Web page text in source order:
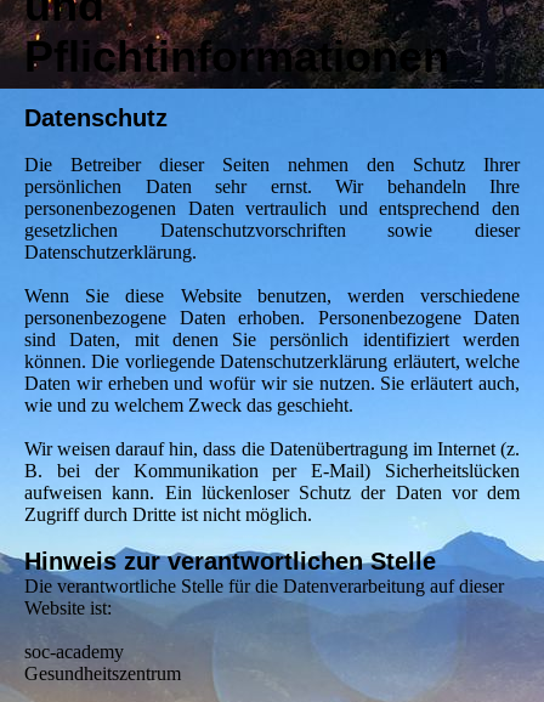
Pflichtinformationen
Datenschutz
Die Betreiber dieser Seiten nehmen den Schutz Ihrer
persönlichen Daten sehr ernst. Wir behandeln Ihre
personenbezogenen Daten vertraulich und entsprechend den
gesetzlichen Datenschutzvorschriften sowie dieser
Datenschutzerklärung.
Wenn Sie diese Website benutzen, werden verschiedene
personenbezogene Daten erhoben. Personenbezogene Daten
sind Daten, mit denen Sie persönlich identifiziert werden
können. Die vorliegende Datenschutzerklärung erläutert, welche
Daten wir erheben und wofür wir sie nutzen. Sie erläutert auch,
wie und zu welchem Zweck das geschieht.
Wir weisen darauf hin, dass die Datenübertragung im Internet (z.
B. bei der Kommunikation per E-Mail) Sicherheitslücken
aufweisen kann. Ein lückenloser Schutz der Daten vor dem
Zugriff durch Dritte ist nicht möglich.
Hinweis zur verantwortlichen Stelle
Die verantwortliche Stelle für die Datenverarbeitung auf dieser
Website ist:
soc-academy
Gesundheitszentrum